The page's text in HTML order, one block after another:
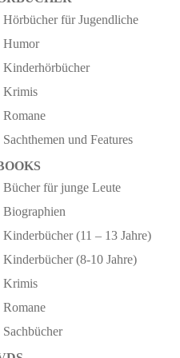
Hörbücher für Jugendliche
Humor
Kinderhörbücher
Krimis
Romane
Sachthemen und Features
Bücher für junge Leute
Biographien
Kinderbücher (11 – 13 Jahre)
Kinderbücher (8-10 Jahre)
Krimis
Romane
Sachbücher